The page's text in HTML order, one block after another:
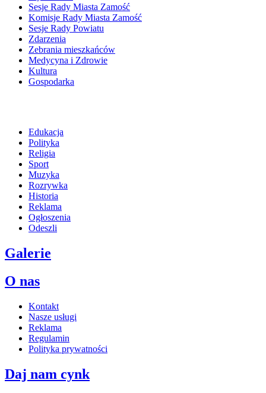
Sesje Rady Miasta Zamość
Komisje Rady Miasta Zamość
Sesje Rady Powiatu
Zdarzenia
Zebrania mieszkańców
Medycyna i Zdrowie
Kultura
Gospodarka
Edukacja
Polityka
Religia
Sport
Muzyka
Rozrywka
Historia
Reklama
Ogłoszenia
Odeszli
Galerie
O nas
Kontakt
Nasze usługi
Reklama
Regulamin
Polityka prywatności
Daj nam cynk